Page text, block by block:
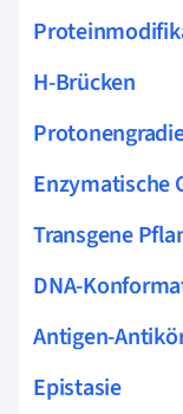
H-Brücken
Enzymatische
Transgene
DNA-
Antigen-
Epistasie